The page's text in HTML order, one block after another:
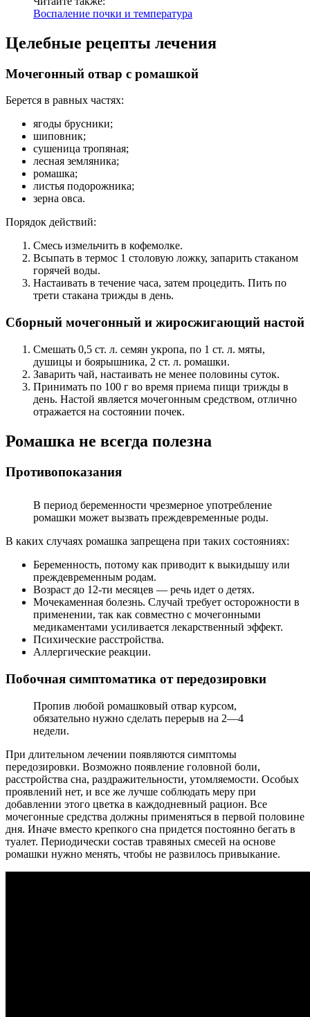
Воспаление почки и температура
Целебные рецепты лечения
Мочегонный отвар с ромашкой
Берется в равных частях:
ягоды брусники;
шиповник;
сушеница тропяная;
лесная земляника;
ромашка;
листья подорожника;
зерна овса.
Порядок действий:
Смесь измельчить в кофемолке.
Всыпать в термос 1 столовую ложку, запарить стаканом
горячей воды.
Настаивать в течение часа, затем процедить. Пить по
трети стакана трижды в день.
Сборный мочегонный и жиросжигающий настой
Смешать 0,5 ст. л. семян укропа, по 1 ст. л. мяты,
душицы и боярышника, 2 ст. л. ромашки.
Заварить чай, настаивать не менее половины суток.
Принимать по 100 г во время приема пищи трижды в
день. Настой является мочегонным средством, отлично
отражается на состоянии почек.
Ромашка не всегда полезна
Противопоказания
В период беременности чрезмерное употребление
ромашки может вызвать преждевременные роды.
В каких случаях ромашка запрещена при таких состояниях:
Беременность, потому как приводит к выкидышу или
преждевременным родам.
Возраст до 12-ти месяцев — речь идет о детях.
Мочекаменная болезнь. Случай требует осторожности в
применении, так как совместно с мочегонными
медикаментами усиливается лекарственный эффект.
Психические расстройства.
Аллергические реакции.
Побочная симптоматика от передозировки
Пропив любой ромашковый отвар курсом,
обязательно нужно сделать перерыв на 2—4
недели.
При длительном лечении появляются симптомы
передозировки. Возможно появление головной боли,
расстройства сна, раздражительности, утомляемости. Особых
проявлений нет, и все же лучше соблюдать меру при
добавлении этого цветка в каждодневный рацион. Все
мочегонные средства должны применяться в первой половине
дня. Иначе вместо крепкого сна придется постоянно бегать в
туалет. Периодически состав травяных смесей на основе
ромашки нужно менять, чтобы не развилось привыкание.